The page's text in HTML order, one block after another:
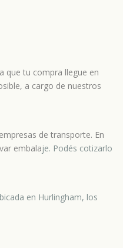
que tu compra llegue en
a cargo de nuestros
de transporte. En
embalaje. Podés cotizarlo
en Hurlingham, los